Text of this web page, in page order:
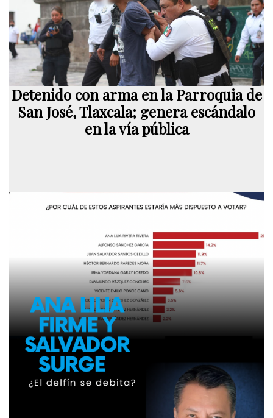
Detenido con arma en la Parroquia de
San José, Tlaxcala; genera escándalo
en la vía pública